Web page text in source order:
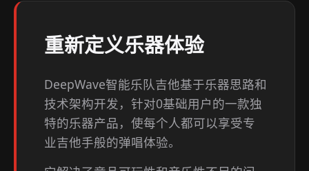
重新定义乐器体验
DeepWave智能乐队吉他基于乐器思路和
技术架构开发，针对0基础用户的一款独
特的乐器产品，使每个人都可以享受专
业吉他手般的弹唱体验。